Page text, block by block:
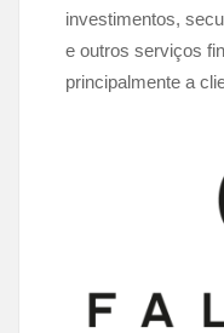
investimentos,
e outros serviços
principalmente a